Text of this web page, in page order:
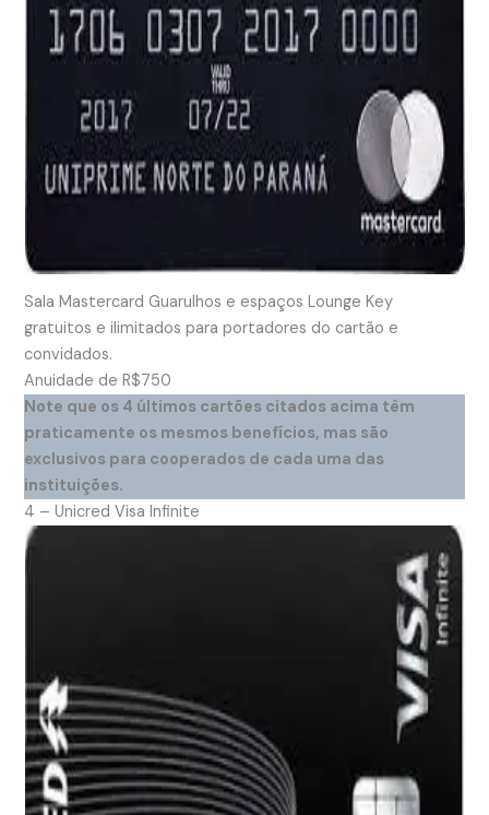
Sala Mastercard Guarulhos e espaços Lounge Key
gratuitos e ilimitados para portadores do cartão e
convidados.
Anuidade de R$750
Note que os 4 últimos cartões citados acima têm
praticamente os mesmos benefícios, mas são
exclusivos para cooperados de cada uma das
instituições.
4 – Unicred Visa Infinite